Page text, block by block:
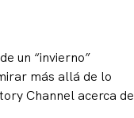
un “invierno”
más allá de lo
Channel acerca de